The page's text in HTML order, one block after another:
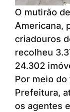
O mutirão
Americana,
criadouros
recolheu
24.302
Por meio
Prefeitura,
os agentes